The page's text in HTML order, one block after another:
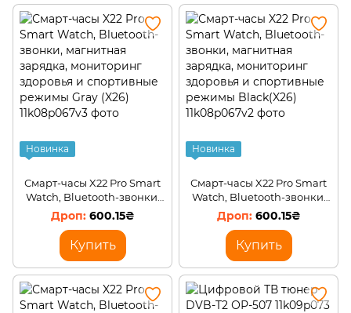
Новинка
Смарт-часы X22 Pro Smart
Watch, Bluetooth-звонки,
магнитная зарядка,
мониторинг здоровья и
спортивные режимы Gray
(X26)
600.15₴
Купить
Новинка
Смарт-часы X22 Pro Smart
Watch, Bluetooth-звонки,
магнитная зарядка,
мониторинг здоровья и
спортивные режимы
Black(X26)
600.15₴
Купить